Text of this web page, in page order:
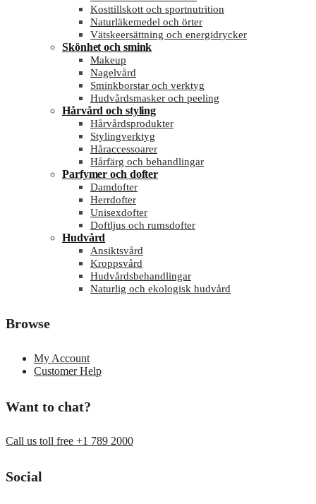
Kosttillskott och sportnutrition
Naturläkemedel och örter
Vätskeersättning och energidrycker
Skönhet och smink
Makeup
Nagelvård
Sminkborstar och verktyg
Hudvårdsmasker och peeling
Hårvård och styling
Hårvårdsprodukter
Stylingverktyg
Håraccessoarer
Hårfärg och behandlingar
Parfymer och dofter
Damdofter
Herrdofter
Unisexdofter
Doftljus och rumsdofter
Hudvård
Ansiktsvård
Kroppsvård
Hudvårdsbehandlingar
Naturlig och ekologisk hudvård
Browse
My Account
Customer Help
Want to chat?
Call us toll free +1 789 2000
Social